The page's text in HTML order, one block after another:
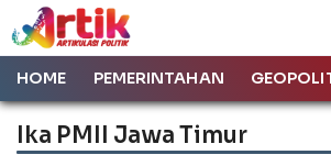
HOME PEMERINTAHAN
Ika PMII Jawa Timur